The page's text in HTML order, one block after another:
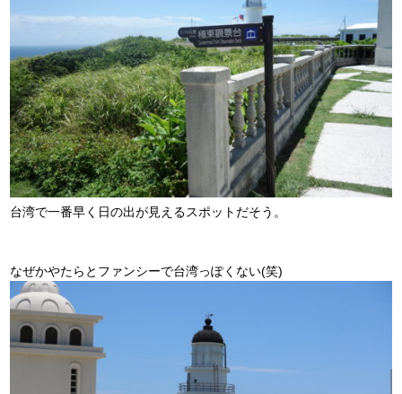
台湾で一番早く日の出が見えるスポットだそう。
なぜかやたらとファンシーで台湾っぽくない(笑)